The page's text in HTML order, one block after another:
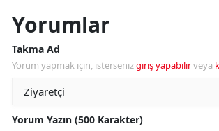
Yorumlar
Takma Ad
Yorum yapmak için, istersenizgiriş yapabilirveya
Yorum Yazın (500 Karakter)